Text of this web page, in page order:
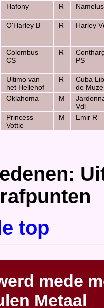
Hafony R
O'Harley B R Harley
Colombus
CS
R
PS
Ultimo van
het Hellehof
R
Cuba
de
Oklahoma M
Vdl
Princess
Vottie
M Emir R
top
mede
Metaal